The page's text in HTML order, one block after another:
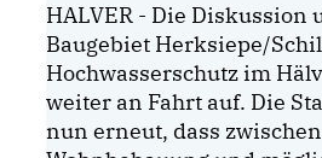
HALVER - Die Diskussion
Baugebiet Herksiepe/
Hochwasserschutz im
weiter an Fahrt auf. Die
nun erneut, dass